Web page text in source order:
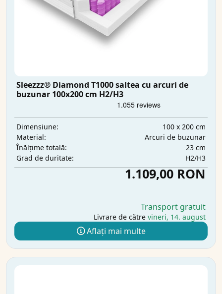
Sleezzz® Diamond T1000 saltea cu arcuri de
buzunar 100x200 cm H2/H3
Dimensiune:
100 x 200 cm
Material:
Arcuri de buzunar
Înălțime totală:
23 cm
Grad de duritate:
H2/H3
1.109,00 RON
Transport gratuit
Livrare de către vineri, 14. august
Aflați mai multe